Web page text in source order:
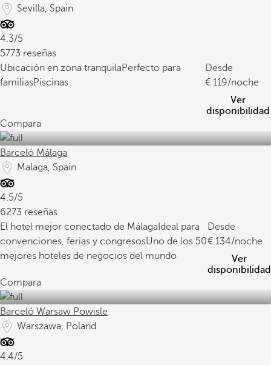
Sevilla, Spain
4.3/5
5773 reseñas
Ubicación en zona tranquilaPerfecto para
familiasPiscinas
Desde
119/noche
Ver
disponibilidad
Compara
Barceló Málaga
Malaga, Spain
4.5/5
6273 reseñas
El hotel mejor conectado de Málaga Ideal para
convenciones, ferias y congresosUno de los 50
mejores hoteles de negocios del mundo
Desde
134/noche
Ver
disponibilidad
Compara
Barceló Warsaw Powisle
Warszawa, Poland
4.4/5